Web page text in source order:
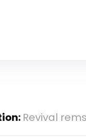
Revival